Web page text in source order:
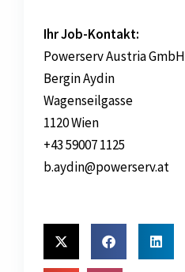
Ihr Job-Kontakt:
Powerserv Austria GmbH
Bergin Aydin
Wagenseilgasse
1120 Wien
+43 59007 1125
b.aydin@powerserv.at